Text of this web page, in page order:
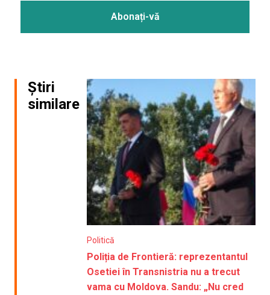
Știri
similare
Politică
Poliția de Frontieră: reprezentantul
Osetiei în Transnistria nu a trecut
vama cu Moldova. Sandu: „Nu cred